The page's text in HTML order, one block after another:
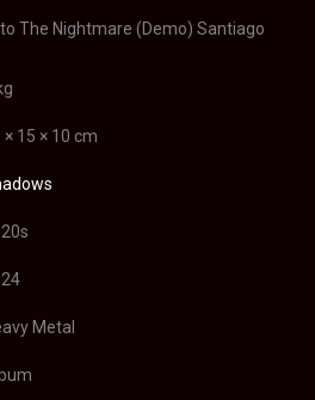
The Nightmare (Demo) Santiago
× 15 × 10 cm
Metal